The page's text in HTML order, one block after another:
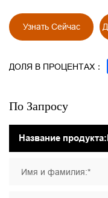
Узнать Сейчас
ДОЛЯ В ПРОЦЕНТАХ：
По Запросу
Имя и фамилия:*